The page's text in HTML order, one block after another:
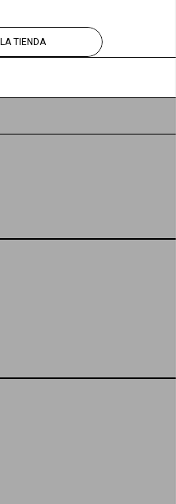
TIENDA